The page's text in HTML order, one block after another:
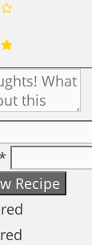
Recipe